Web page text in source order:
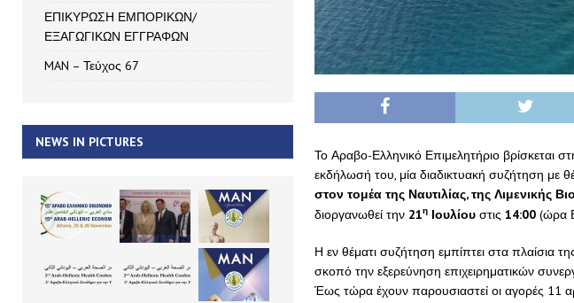
Το Αραβο-Ελληνικό Επιμελητήριο βρίσκεται
εκδήλωσή του, μία διαδικτυακή συζήτηση με
στον τομέα της Ναυτιλίας, της Λιμενικής
διοργανωθεί την 21ηΙουλίουστις 14:00(ώρα
Η εν θέματι συζήτηση εμπίπτει στα πλαίσια
σκοπό την εξερεύνηση επιχειρηματικών
Έως τώρα έχουν παρουσιαστεί οι αγορές 11
ΕΠΙΚΥΡΩΣΗ ΕΜΠΟΡΙΚΩΝ/
ΕΞΑΓΩΓΙΚΩΝ ΕΓΓΡΑΦΩΝ
MAN – Τεύχος 67
NEWS IN PICTURES